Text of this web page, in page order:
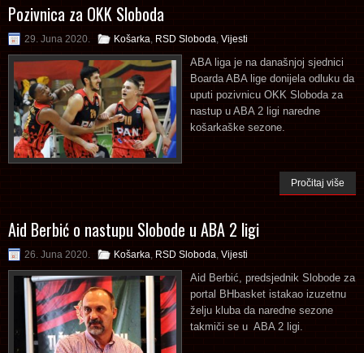
Pozivnica za OKK Sloboda
29. Juna 2020. Košarka RSD Sloboda Vijesti
ABA liga je na današnjoj sjednici
Boarda ABA lige donijela odluku da
uputi pozivnicu OKK Sloboda za
nastup u ABA 2 ligi naredne
košarkaške sezone.
Pročitaj više
Aid Berbić o nastupu Slobode u ABA 2 ligi
26. Juna 2020. Košarka RSD Sloboda Vijesti
Aid Berbić, predsjednik Slobode za
portal BHbasket istakao izuzetnu
želju kluba da naredne sezone
takmiči se u ABA 2 ligi.